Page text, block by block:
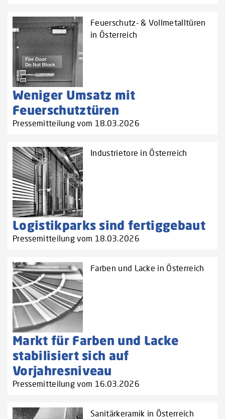
Feuerschutz- & Vollmetalltüren
in Österreich
Weniger Umsatz mit
Feuerschutztüren
Pressemitteilung vom 18.03.2026
Industrietore in Österreich
Logistikparks sind fertiggebaut
Pressemitteilung vom 18.03.2026
Farben und Lacke in Österreich
Markt für Farben und Lacke
stabilisiert sich auf
Vorjahresniveau
Pressemitteilung vom 16.03.2026
Sanitärkeramik in Österreich